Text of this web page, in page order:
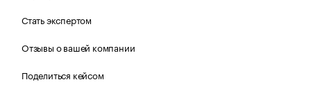
Стать экспертом
Отзывы о вашей компании
Поделиться кейсом